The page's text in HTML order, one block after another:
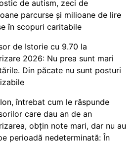
de autism, zeci de
parcurse și milioane de lire
în scopuri caritabile
de Istorie cu 9.70 la
2026: Nu prea sunt mari
Din păcate nu sunt posturi
întrebat cum le răspunde
care dau an de an
obțin note mari, dar nu au
perioadă nedeterminată: În